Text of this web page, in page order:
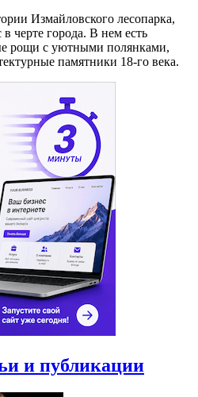
Измайловского лесопарка,
черте города. В нем есть
рощи с уютными полянками,
памятники 18-го века.
и публикации